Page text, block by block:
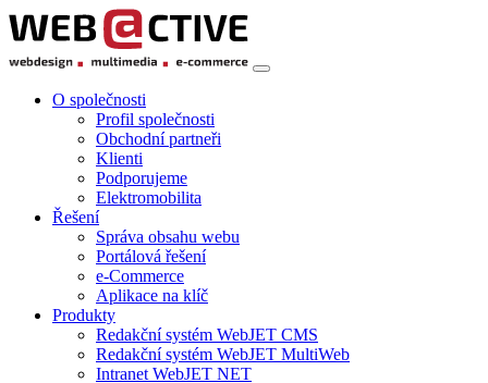
O společnosti
Profil společnosti
Obchodní partneři
Klienti
Podporujeme
Elektromobilita
Řešení
Správa obsahu webu
Portálová řešení
e-Commerce
Aplikace na klíč
Produkty
Redakční systém WebJET CMS
Redakční systém WebJET MultiWeb
Intranet WebJET NET